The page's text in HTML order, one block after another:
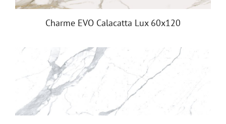
Charme EVO Calacatta Lux 60x120